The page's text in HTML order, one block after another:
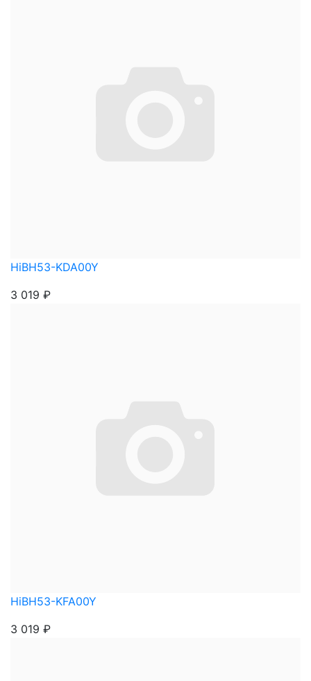
HiBH53-KDA00Y
3 019 ₽
HiBH53-KFA00Y
3 019 ₽